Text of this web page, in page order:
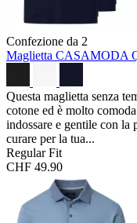
Confezione da 2
Maglietta CASAMODA
Questa maglietta senza
cotone ed è molto
indossare e gentile con la
curare per la tua...
Regular Fit
CHF 49.90